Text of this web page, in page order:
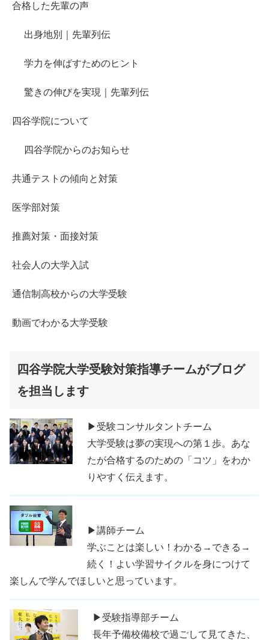
合格した先輩の声
出身地別｜先輩列伝
学力を伸ばすためのヒント
驚きの伸びを実現｜先輩列伝
四谷学院について
四谷学院からのお知らせ
共通テストの傾向と対策
医学部対策
推薦対策・面接対策
社会人の大学入試
通信制高校からの大学受験
動画でわかる大学受験
四谷学院大学受験対策指導チームがブログ
を担当します
▶受験コンサルタントチーム
大学受験は夢の実現への第１歩。あな
たが合格するのための「コツ」をわか
りやすく伝えます。
▶講師チーム
学ぶことは楽しい！わかる→できる→
続く！よい学習サイクルを身につけて
楽しんで学んでほしいと思っています。
▶受験指導部チーム
長年予備校備校で過ごして見てきた、